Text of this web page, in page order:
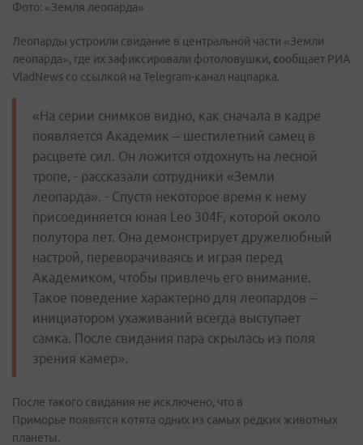
Фото: «Земля леопарда»
Леопарды устроили свидание в центральной части «Земли
леопарда», где их зафиксировали фотоловушки, сообщает РИА
VladNews со ссылкой на Telegram-канал нацпарка.
«На серии снимков видно, как сначала в кадре
появляется Академик – шестилетний самец в
расцвете сил. Он ложится отдохнуть на лесной
тропе, - рассказали сотрудники «Земли
леопарда». - Спустя некоторое время к нему
присоединяется юная Leo 304F, которой около
полутора лет. Она демонстрирует дружелюбный
настрой, переворачиваясь и играя перед
Академиком, чтобы привлечь его внимание.
Такое поведение характерно для леопардов –
инициатором ухаживаний всегда выступает
самка. После свидания пара скрылась из поля
зрения камер».
После такого свидания не исключено, что в
Приморье появятся котята одних из самых редких животных
планеты.